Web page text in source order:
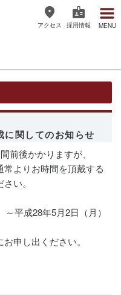
アクセス 採用情報 MENU
関してのお知らせ
前後かかりますが、
よりお時間を頂戴する
い。
平成28年5月2日（月）
申し出ください。